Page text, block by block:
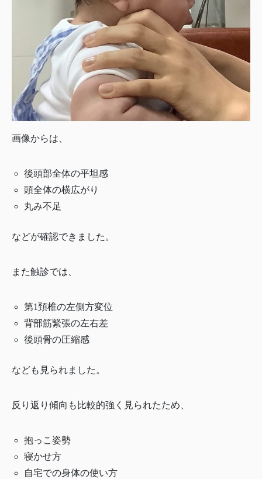
画像からは、
後頭部全体の平坦感
頭全体の横広がり
丸み不足
などが確認できました。
また触診では、
第1頚椎の左側方変位
背部筋緊張の左右差
後頭骨の圧縮感
なども見られました。
反り返り傾向も比較的強く見られたため、
抱っこ姿勢
寝かせ方
自宅での身体の使い方